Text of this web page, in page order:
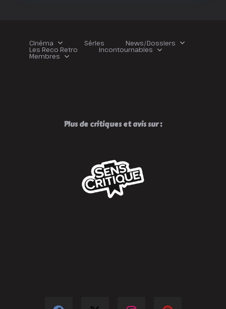
Cinéma Séries News/Dossiers
Les Reco Retro Incontournables
Membres
Plus de critiques et avis sur :